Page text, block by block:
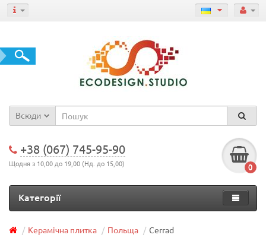
Всюди
+38 (067) 745-95-90
Щодня з 10,00 до 19,00 (Нд. до 15,00) 0
Категорії
Керамічна плитка Польща Cerrad